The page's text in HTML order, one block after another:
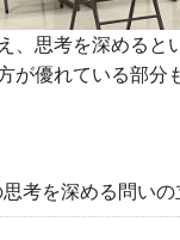
、思考を深めると
が優れている部分
考を深める問いの